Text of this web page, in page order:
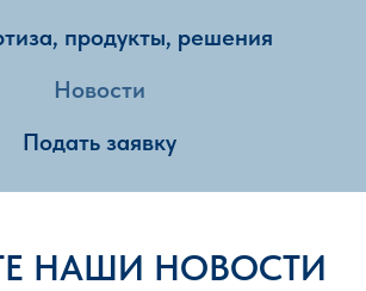
продукты, решения
Новости
Подать заявку
НАШИ НОВОСТИ